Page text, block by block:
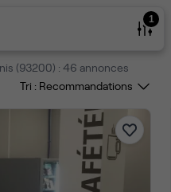
1
(93200) : 46 annonces
Tri :